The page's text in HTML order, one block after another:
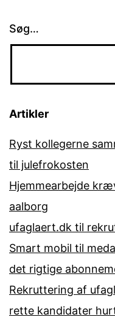
Søg…
Artikler
Ryst kollegerne
til julefrokosten
Hjemmearbejde
aalborg
ufaglaert.dk til
Smart mobil til
det rigtige
Rekruttering af
rette kandidater